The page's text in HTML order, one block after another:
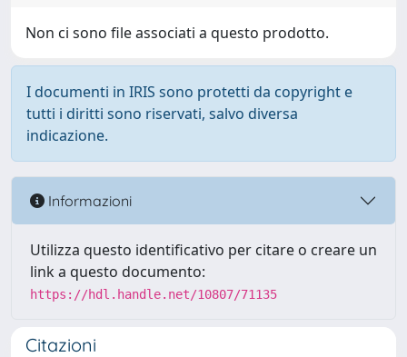
Non ci sono file associati a questo prodotto.
I documenti in IRIS sono protetti da copyright e
tutti i diritti sono riservati, salvo diversa
indicazione.
Informazioni
Utilizza questo identificativo per citare o creare un
link a questo documento:
https://hdl.handle.net/10807/71135
Citazioni